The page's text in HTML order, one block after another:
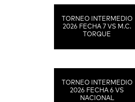
TORNEO INTERMEDIO
2026 FECHA 7 VS M.C.
TORQUE
TORNEO INTERMEDIO
2026 FECHA 6 VS
NACIONAL